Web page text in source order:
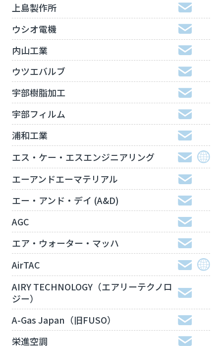
上島製作所
ウシオ電機
内山工業
ウツエバルブ
宇部樹脂加工
宇部フィルム
浦和工業
エス・ケー・エスエンジニアリング
エーアンドエーマテリアル
エー・アンド・デイ (A&D)
AGC
エア・ウォーター・マッハ
AirTAC
AIRY TECHNOLOGY（エアリーテクノロ
ジー）
A-Gas Japan（旧FUSO）
栄進空調